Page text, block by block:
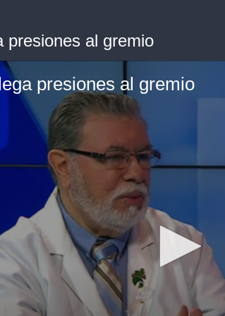
presiones al gremio
presiones al gremio